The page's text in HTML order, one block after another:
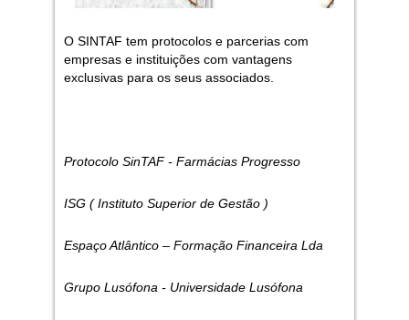
O SINTAF tem protocolos e parcerias com
empresas e instituições com vantagens
exclusivas para os seus associados.
Protocolo SinTAF - Farmácias Progresso
ISG ( Instituto Superior de Gestão )
Espaço Atlântico – Formação Financeira Lda
Grupo Lusófona - Universidade Lusófona